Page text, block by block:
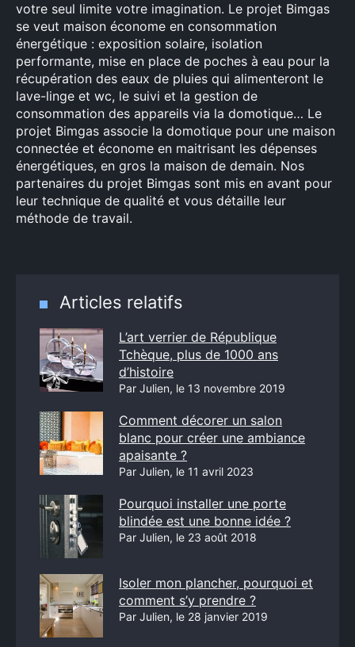
votre seul limite votre imagination. Le projet Bimgas
se veut maison économe en consommation
énergétique : exposition solaire, isolation
performante, mise en place de poches à eau pour la
récupération des eaux de pluies qui alimenteront le
lave-linge et wc, le suivi et la gestion de
consommation des appareils via la domotique… Le
projet Bimgas associe la domotique pour une maison
connectée et économe en maitrisant les dépenses
énergétiques, en gros la maison de demain. Nos
partenaires du projet Bimgas sont mis en avant pour
leur technique de qualité et vous détaille leur
méthode de travail.
Articles relatifs
L’art verrier de République
Tchèque, plus de 1000 ans
d’histoire
Par Julien, le 13 novembre 2019
Comment décorer un salon
blanc pour créer une ambiance
apaisante ?
Par Julien, le 11 avril 2023
Pourquoi installer une porte
blindée est une bonne idée ?
Par Julien, le 23 août 2018
Isoler mon plancher, pourquoi et
comment s’y prendre ?
Par Julien, le 28 janvier 2019
Rechercher
: